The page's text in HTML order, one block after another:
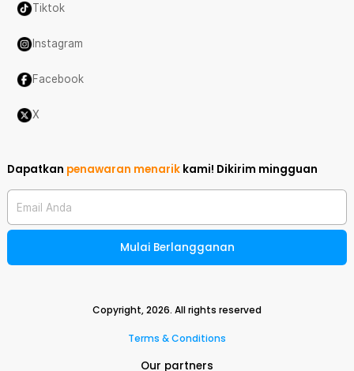
Tiktok
Instagram
Facebook
X
Dapatkan penawaran menarik kami! Dikirim mingguan
Email Anda
Mulai Berlangganan
Copyright,2026. All rights reserved
Terms & Conditions
Our partners